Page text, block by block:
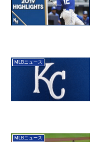
MLBニュース
MLBニュース